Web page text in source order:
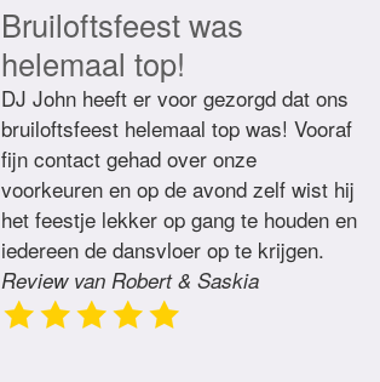
Bruiloftsfeest was
helemaal top!
DJ John heeft er voor gezorgd dat ons
bruiloftsfeest helemaal top was! Vooraf
fijn contact gehad over onze
voorkeuren en op de avond zelf wist hij
het feestje lekker op gang te houden en
iedereen de dansvloer op te krijgen.
Review van Robert & Saskia